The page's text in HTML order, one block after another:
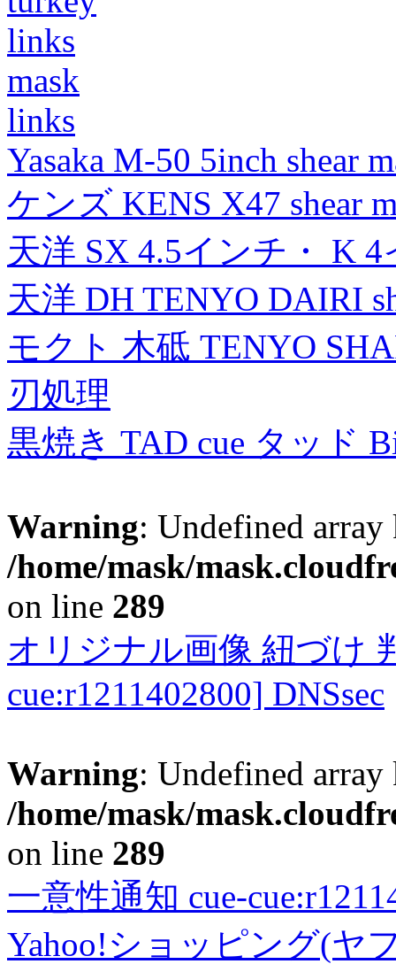
links
mask
links
Yasaka M-50 5inch shear
ケンズ KENS X47 shear
天洋 SX 4.5インチ・ K
天洋 DH TENYO DAIRI
モクト 木砥 TENYO
刃処理
黒焼き TAD cue タッド
Warning: Undefined
/home/mask/
on line 289
オリジナル画像 紐づけ
cue:r1211402800] DNSsec
Warning: Undefined
/home/mask/
on line 289
一意性通知 cue-
Yahoo!ショッピング(ヤ